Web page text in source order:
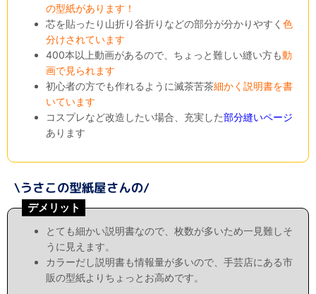
の型紙があります！
芯を貼ったり山折り谷折りなどの部分が分かりやすく色
分けされています
400本以上動画があるので、ちょっと難しい縫い方も動
画で見られます
初心者の方でも作れるように滅茶苦茶細かく説明書を書
いています
コスプレなど改造したい場合、充実した部分縫いページ
あります
デメリット
とても細かい説明書なので、枚数が多いため一見難しそ
うに見えます。
カラーだし説明書も情報量が多いので、手芸店にある市
販の型紙よりちょっとお高めです。